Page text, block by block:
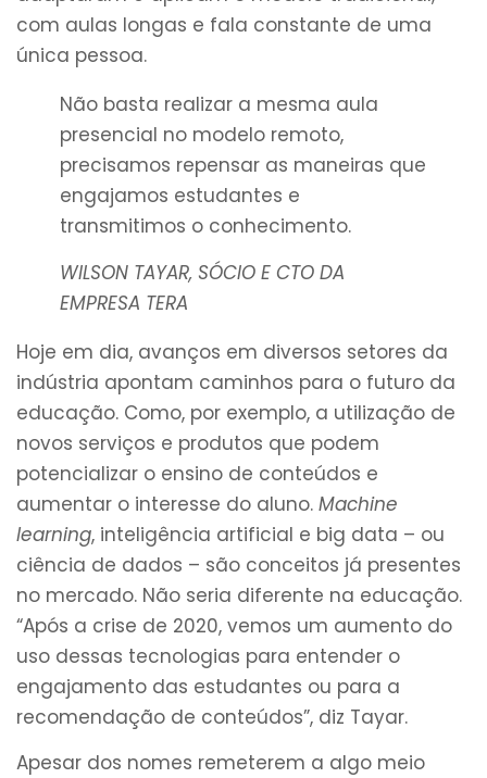
com aulas longas e fala constante de uma
única pessoa.
Não basta realizar a mesma aula
presencial no modelo remoto,
precisamos repensar as maneiras que
engajamos estudantes e
transmitimos o conhecimento.
WILSON TAYAR, SÓCIO E CTO DA
EMPRESA TERA
Hoje em dia, avanços em diversos setores da
indústria apontam caminhos para o futuro da
educação. Como, por exemplo, a utilização de
novos serviços e produtos que podem
potencializar o ensino de conteúdos e
aumentar o interesse do aluno. Machine
learning, inteligência artificial e big data – ou
ciência de dados – são conceitos já presentes
no mercado. Não seria diferente na educação.
“Após a crise de 2020, vemos um aumento do
uso dessas tecnologias para entender o
engajamento das estudantes ou para a
recomendação de conteúdos”, diz Tayar.
Apesar dos nomes remeterem a algo meio